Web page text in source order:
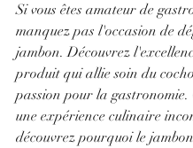
Si vous êtes amateur de
manquez pas l'occasion de
jambon. Découvrez
produit qui allie soin du
passion pour la gastronomie.
une expérience culinaire
découvrez pourquoi le